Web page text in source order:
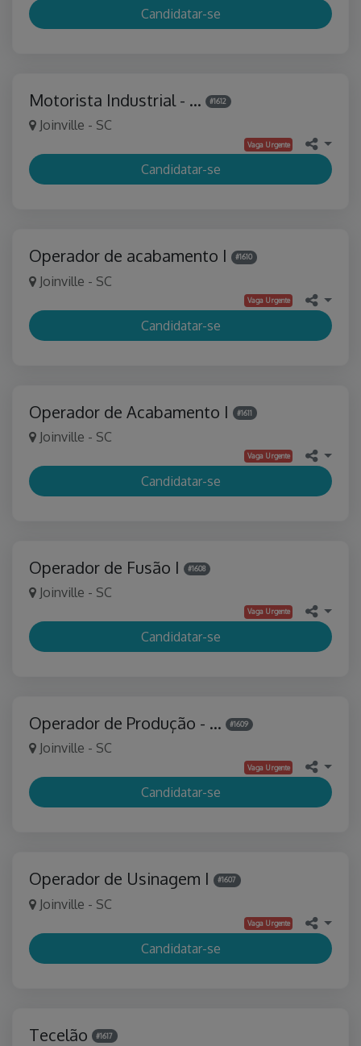
Candidatar-se
Motorista Industrial - … #1612
Joinville - SC
Vaga Urgente
Candidatar-se
Operador de acabamento I #1610
Joinville - SC
Vaga Urgente
Candidatar-se
Operador de Acabamento I #1611
Joinville - SC
Vaga Urgente
Candidatar-se
Operador de Fusão I #1608
Joinville - SC
Vaga Urgente
Candidatar-se
Operador de Produção - … #1609
Joinville - SC
Vaga Urgente
Candidatar-se
Operador de Usinagem I #1607
Joinville - SC
Vaga Urgente
Candidatar-se
Tecelão #1617